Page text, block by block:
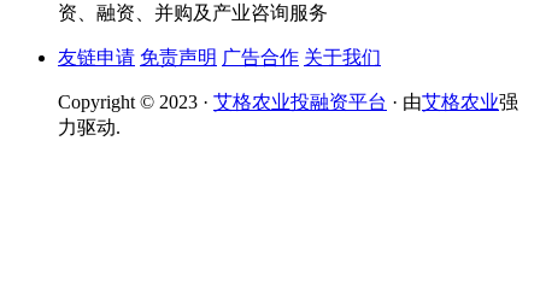
资、融资、并购及产业咨询服务
友链申请 免责声明 广告合作 关于我们
Copyright © 2023 · 艾格农业投融资平台 · 由艾格农业强
力驱动.